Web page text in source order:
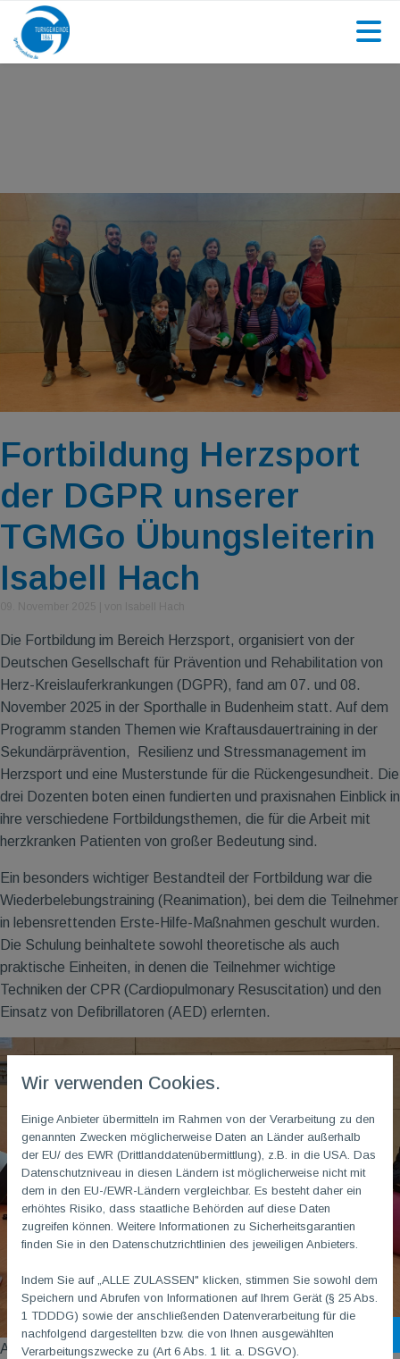
Fortbildung Herzsport
der DGPR unserer
TGMGo Übungsleiterin
Isabell Hach
Die Fortbildung im Bereich Herzsport, organisiert von der
Deutschen Gesellschaft für Prävention und Rehabilitation von
Herz-Kreislauferkrankungen (DGPR), fand am 07. und 08.
November 2025 in der Sporthalle in Budenheim statt. Auf dem
Programm standen Themen wie Kraftausdauertraining in der
Sekundärprävention, Resilienz und Stressmanagement im
Herzsport und eine Musterstunde für die Rückengesundheit. Die
drei Dozenten boten einen fundierten und praxisnahen Einblick in
ihre verschiedene Fortbildungsthemen, die für die Arbeit mit
herzkranken Patienten von großer Bedeutung sind.
Ein besonders wichtiger Bestandteil der Fortbildung war die
Wiederbelebungstraining (Reanimation), bei dem die Teilnehmer
in lebensrettenden Erste-Hilfe-Maßnahmen geschult wurden.
Die Schulung beinhaltete sowohl theoretische als auch
praktische Einheiten, in denen die Teilnehmer wichtige
Techniken der CPR (Cardiopulmonary Resuscitation) und den
Einsatz von Defibrillatoren (AED) erlernten.
Abgesehen von den fachlichen Themen kam auch der Spaß
Wir verwenden Cookies.
Einige Anbieter übermitteln im Rahmen von der Verarbeitung zu den
genannten Zwecken möglicherweise Daten an Länder außerhalb
der EU/ des EWR (Drittlanddatenübermittlung), z.B. in die USA. Das
Datenschutzniveau in diesen Ländern ist möglicherweise nicht mit
dem in den EU-/EWR-Ländern vergleichbar. Es besteht daher ein
erhöhtes Risiko, dass staatliche Behörden auf diese Daten
zugreifen können. Weitere Informationen zu Sicherheitsgarantien
finden Sie in den Datenschutzrichtlinien des jeweiligen Anbieters.
Indem Sie auf „ALLE ZULASSEN" klicken, stimmen Sie sowohl dem
Speichern und Abrufen von Informationen auf Ihrem Gerät (§ 25 Abs.
1 TDDDG) sowie der anschließenden Datenverarbeitung für die
nachfolgend dargestellten bzw. die von Ihnen ausgewählten
Verarbeitungszwecke zu (Art 6 Abs. 1 lit. a. DSGVO).